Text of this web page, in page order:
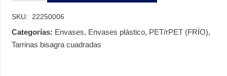
250
CC
SKU: 22250006
Categorías: Envases, Envases plástico, PET/rPET (FRÍO),
Tarrinas bisagra cuadradas